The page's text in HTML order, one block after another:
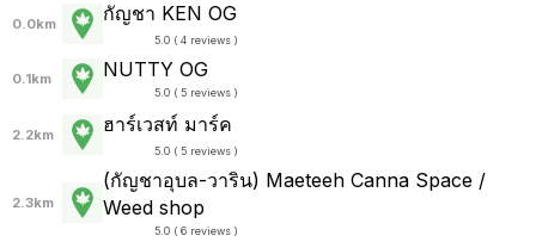
0.0km กัญชา KEN OG
5.0 ( 4 reviews )
0.1km NUTTY​ ​OG
5.0 ( 5 reviews )
2.2km ฮาร์เวสท์ มาร์ค
5.0 ( 5 reviews )
2.3km
(กัญชาอุบล-วาริน) Maeteeh Canna Space /
Weed shop
5.0 ( 6 reviews )